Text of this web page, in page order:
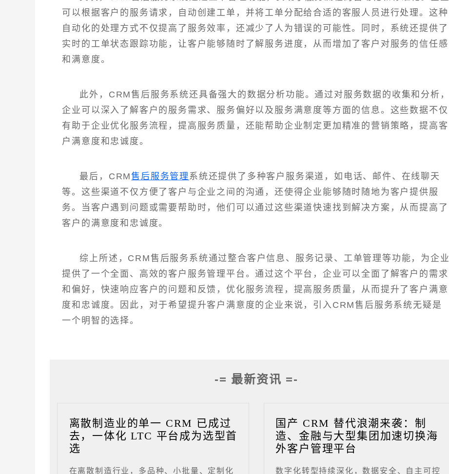
可以根据客户的服务请求，自动创建工单，并将工单分配给合适的客服人员进行处理。这种
自动化的处理方式不仅提高了服务效率，还减少了人为错误的可能性。同时，系统还提供了
实时的工单状态跟踪功能，让客户能够随时了解服务进度，从而增加了客户对服务的信任感
和满意度。
此外，CRM售后服务系统还具备强大的数据分析功能。通过对服务数据的收集和分析，
企业可以深入了解客户的服务需求、服务偏好以及服务满意度等方面的信息。这些数据不仅
有助于企业优化服务流程，提高服务质量，还能帮助企业制定更加精准的营销策略，提高客
户满意度和忠诚度。
最后，CRM售后服务管理 系统还提供了多种客户服务渠道，如电话、邮件、在线聊天
等。这些渠道不仅方便了客户与企业之间的沟通，还使得企业能够随时随地为客户提供服
务。当客户遇到问题或需要帮助时，他们可以通过这些渠道快速找到解决方案，从而提高了
客户的满意度和忠诚度。
综上所述，CRM售后服务系统通过整合客户信息、服务记录、工单管理等功能，为企业
提供了一个全面、高效的客户服务管理平台。通过这个平台，企业可以全面了解客户的需求
和偏好，快速响应客户的问题和反馈，优化服务流程，提高服务质量，从而提升了客户满意
度和忠诚度。因此，对于希望提升客户满意度的企业来说，引入CRM售后服务系统无疑是
一个明智的选择。
-= 最新资讯 =-
离散制造业的单一 CRM 已成过
去，一体化 LTC 平台成为选型首
选
在离散制造行业，多品种、小批量、定制化
国产 CRM 替代浪潮来袭：制
造、金融与大型集团加速切换海
外客户管理平台
数字化转型持续深化，数据安全、自主可控